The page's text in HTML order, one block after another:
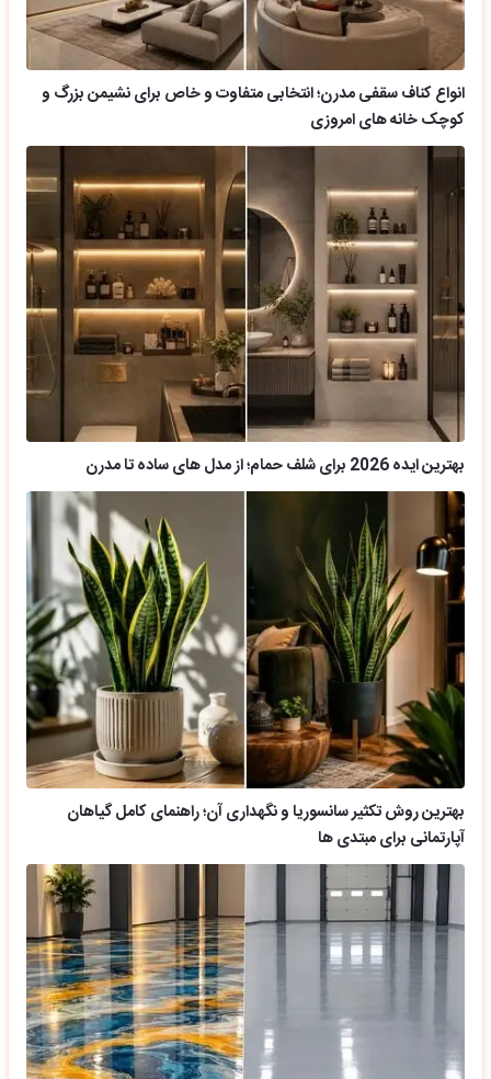
انواع کناف سقفی مدرن؛ انتخابی متفاوت و خاص برای نشیمن بزرگ و
کوچک خانه های امروزی
بهترین ایده 2026 برای شلف حمام؛ از مدل های ساده تا مدرن
بهترین روش تکثیر سانسوریا و نگهداری آن؛ راهنمای کامل گیاهان
آپارتمانی برای مبتدی ها